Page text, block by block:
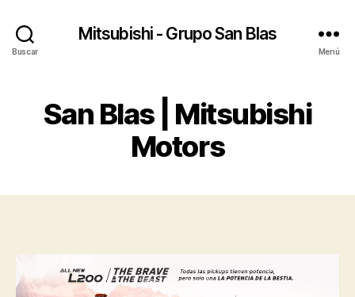
Buscar
Mitsubishi - Grupo San Blas
Menú
San Blas | Mitsubishi
Motors